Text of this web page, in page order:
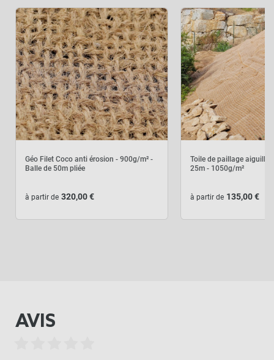
Géo Filet Coco anti érosion - 900g/m² -
Balle de 50m pliée
à partir de 320,00 €
Toile de paillage
25m - 1050g/m²
à partir de 135,00 €
AVIS